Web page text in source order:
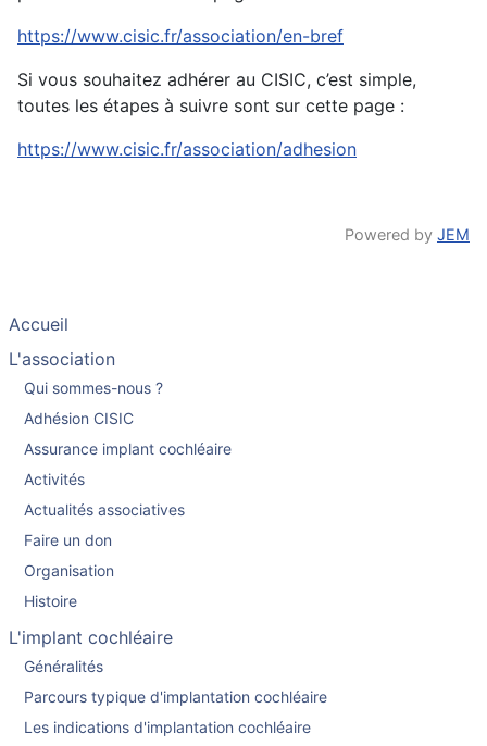
https://www.cisic.fr/association/en-bref
Si vous souhaitez adhérer au CISIC, c’est simple,
toutes les étapes à suivre sont sur cette page :
https://www.cisic.fr/association/adhesion
Powered by JEM
Accueil
L'association
Qui sommes-nous ?
Adhésion CISIC
Assurance implant cochléaire
Activités
Actualités associatives
Faire un don
Organisation
Histoire
L'implant cochléaire
Généralités
Parcours typique d'implantation cochléaire
Les indications d'implantation cochléaire